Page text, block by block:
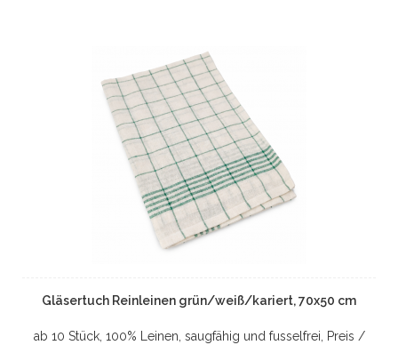
Gläsertuch Reinleinen grün/weiß/kariert, 70x50 cm
ab 10 Stück, 100% Leinen, saugfähig und fusselfrei, Preis /